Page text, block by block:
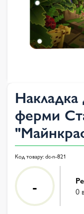
ферми
Код товару:dc-n-821
-
0